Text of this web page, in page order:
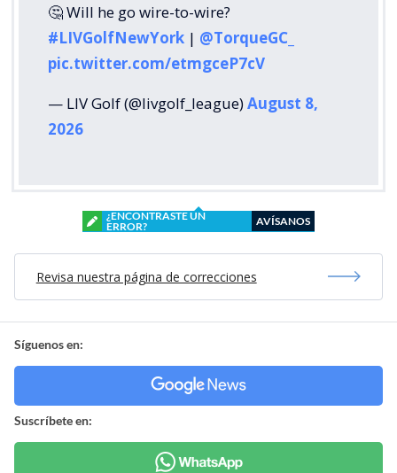
🤔 Will he go wire-to-wire?
#LIVGolfNewYork | @TorqueGC_
pic.twitter.com/etmgceP7cV
— LIV Golf (@livgolf_league)August 8,
2026
¿ENCONTRASTE UN
ERROR?
AVÍSANOS
Revisa nuestra página de correcciones
Síguenos en:
Suscríbete en: